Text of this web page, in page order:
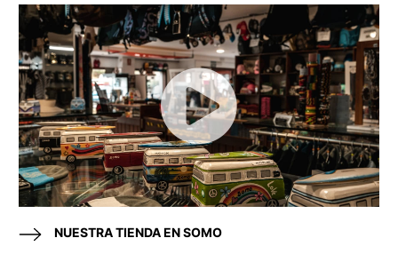
NUESTRA TIENDA EN SOMO